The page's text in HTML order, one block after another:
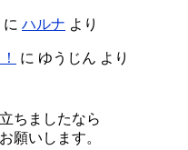
に ハルナ より
に ゆうじん より
ちましたなら
願いします。